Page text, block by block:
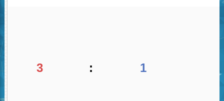
3 : 1